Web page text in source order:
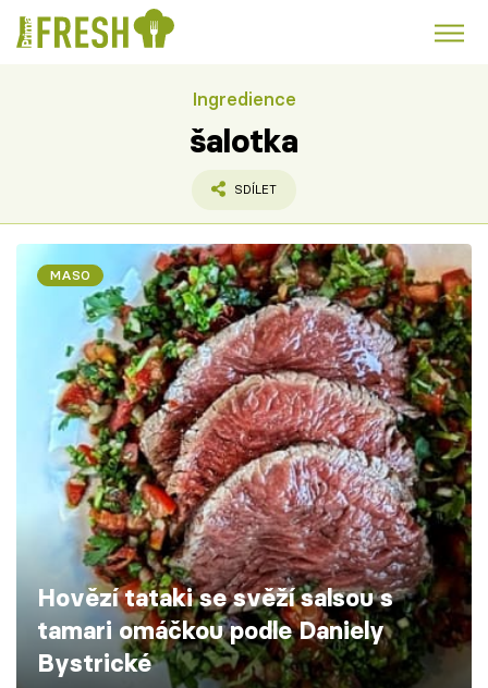
Polévky k večeři
Čokoláda
Témata
Recepty
Články
TV Program
Škola vaření
Recepty z TV
Speciál: Cuketa
Těhotnej kuchař
Ingredience
šalotka
SDÍLET
MASO
Hovězí tataki se svěží salsou s
tamari omáčkou podle Daniely
Bystrické